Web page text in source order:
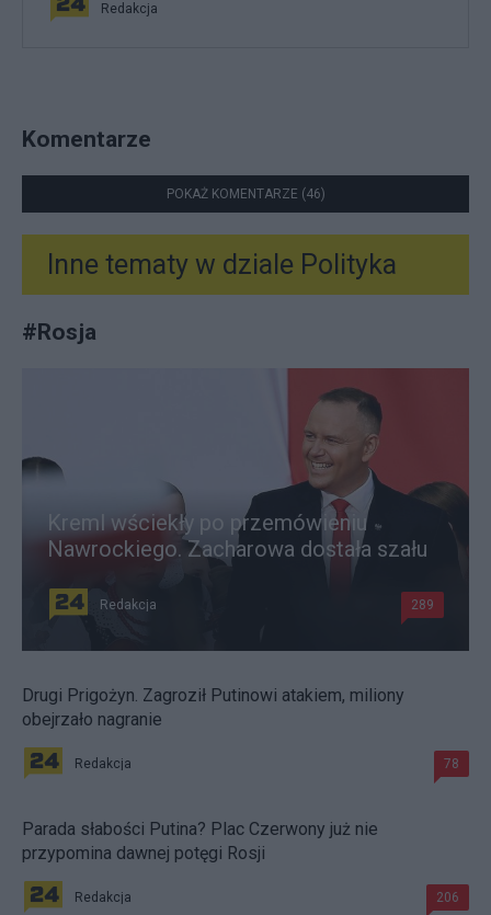
Redakcja
Komentarze
POKAŻ KOMENTARZE (46)
Inne tematy w dziale Polityka
#Rosja
Kreml wściekły po przemówieniu
Nawrockiego. Zacharowa dostała szału
Redakcja 289
Drugi Prigożyn. Zagroził Putinowi atakiem, miliony
obejrzało nagranie
Redakcja 78
Parada słabości Putina? Plac Czerwony już nie
przypomina dawnej potęgi Rosji
Redakcja 206